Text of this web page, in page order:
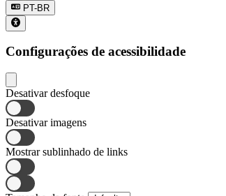
PT-BR
Configurações de acessibilidade
Desativar desfoque
Desativar imagens
Mostrar sublinhado de links